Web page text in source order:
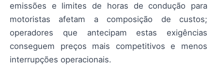
emissões e limites de horas de condução para
motoristas afetam a composição de custos;
operadores que antecipam estas exigências
conseguem preços mais competitivos e menos
interrupções operacionais.